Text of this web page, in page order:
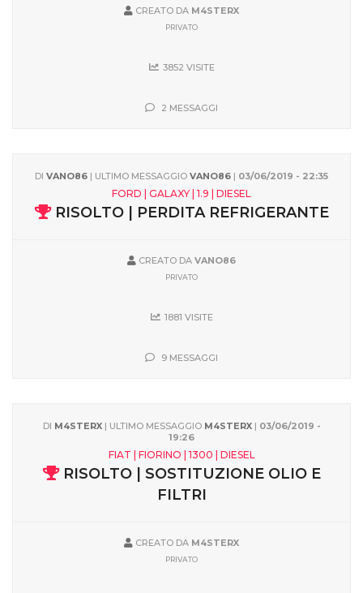
CREATO DA M4STERX
PRIVATO
3852 VISITE
2 MESSAGGI
DI VANO86 | ULTIMO MESSAGGIO VANO86 | 03/06/2019 - 22:35
FORD | GALAXY | 1.9 | DIESEL
RISOLTO | PERDITA REFRIGERANTE
CREATO DA VANO86
PRIVATO
1881 VISITE
9 MESSAGGI
DI M4STERX| ULTIMO MESSAGGIO M4STERX | 03/06/2019 -
19:26
FIAT | FIORINO | 1300 | DIESEL
RISOLTO | SOSTITUZIONE OLIO E
FILTRI
CREATO DA M4STERX
PRIVATO